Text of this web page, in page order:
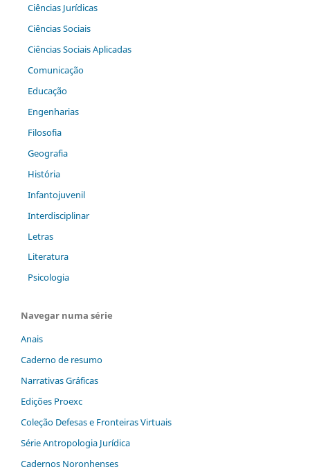
Ciências Jurídicas
Ciências Sociais
Ciências Sociais Aplicadas
Comunicação
Educação
Engenharias
Filosofia
Geografia
História
Infantojuvenil
Interdisciplinar
Letras
Literatura
Psicologia
Navegar numa série
Anais
Caderno de resumo
Narrativas Gráficas
Edições Proexc
Coleção Defesas e Fronteiras Virtuais
Série Antropologia Jurídica
Cadernos Noronhenses